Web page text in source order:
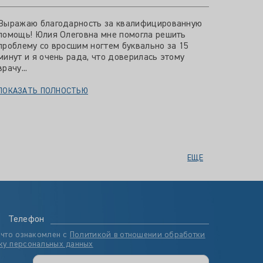
благодарность за квалифицированную
Юлия Олеговна мне помогла решить
со вросшим ногтем буквально за 15
и я очень рада, что доверилась этому
ПОЛНОСТЬЮ
ЕЩЕ
Телефон
ознакомлен с
Политикой в отношении обработки
персональных данных